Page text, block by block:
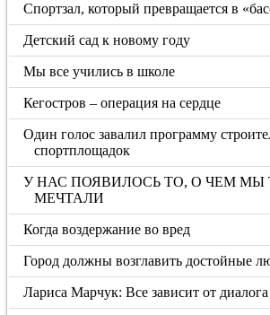
Спортзал, который превращается в
Детский сад к новому году
Мы все учились в школе
Кегостров – операция на сердце
Один голос завалил программу
спортплощадок
У НАС ПОЯВИЛОСЬ ТО, О ЧЕМ МЫ
МЕЧТАЛИ
Когда воздержание во вред
Город должны возглавить достойные
Лариса Марчук: Все зависит от диалога